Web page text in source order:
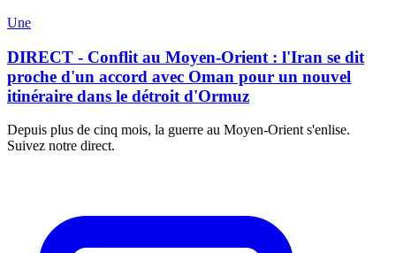
Une
DIRECT - Conflit au Moyen-Orient : l'Iran se dit
proche d'un accord avec Oman pour un nouvel
itinéraire dans le détroit d'Ormuz
Depuis plus de cinq mois, la guerre au Moyen-Orient s'enlise.
Suivez notre direct.